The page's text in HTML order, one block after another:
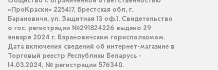
«ПроКраски» 225417, Брестская обл, г.
Барановичи, ул. Защитная 13 оф.1. Свидетельство
о гос. регистрации №291824226 выдано 29
января 2024 г. Барановичским горисполкомом.
Дата включения сведений об интернет-магазине в
Торговый реестр Республики Беларусь -
14.03.2024, № регистрации 576340.